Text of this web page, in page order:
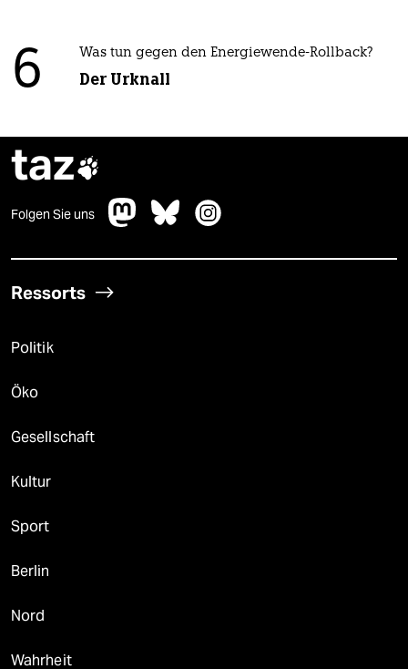
6 Was tun gegen den Energiewende-Rollback?
Der Urknall
taz
Folgen Sie uns
Ressorts
Politik
Öko
Gesellschaft
Kultur
Sport
Berlin
Nord
Wahrheit